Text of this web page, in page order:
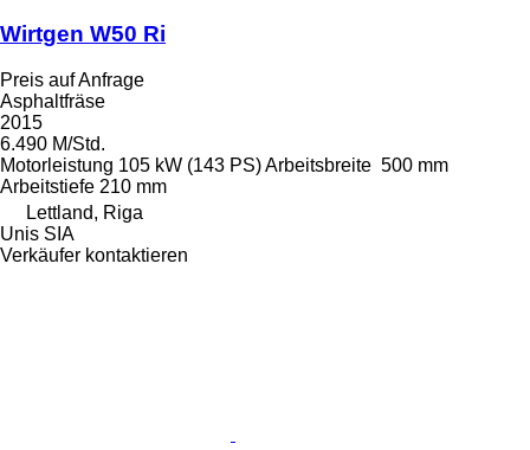
Wirtgen W50 Ri
Preis auf Anfrage
Asphaltfräse
2015
6.490 M/Std.
Motorleistung 105 kW (143 PS)Arbeitsbreite 500 mm
Arbeitstiefe 210 mm
Lettland, Riga
Unis SIA
Verkäufer kontaktieren